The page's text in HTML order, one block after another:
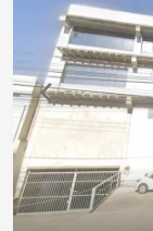
de escadas
prédio é
pré-
Ideal para
amplo e
Aproveite
contato para